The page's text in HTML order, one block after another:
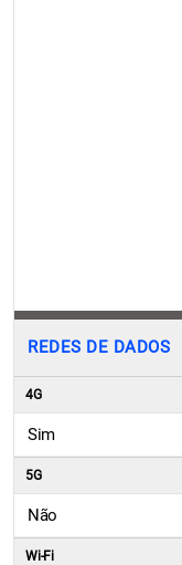
REDES DE DADOS
4G
Sim
5G
Não
Wi-Fi